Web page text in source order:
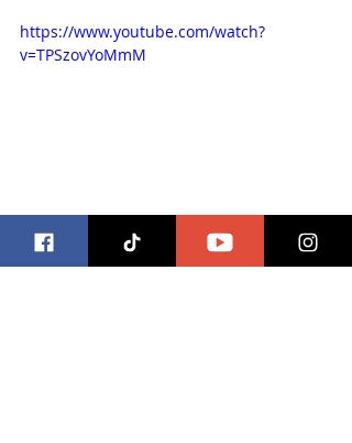
https://www.youtube.com/watch?
v=TPSzovYoMmM
#trivia